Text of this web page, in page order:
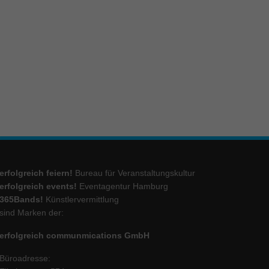
erfolgreich feiern! Bureau für Veranstaltungskultur
erfolgreich events! Eventagentur Hamburg
365Bands! Künstlervermittlung
sind Marken der:
erfolgreich communmications GmbH
Büroadresse: